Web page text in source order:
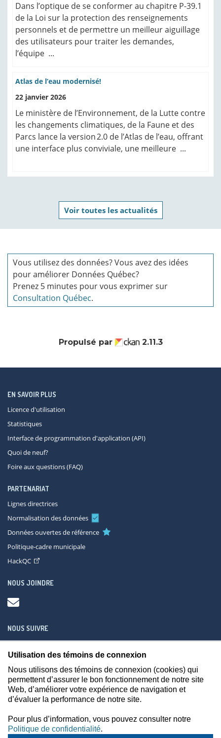
Dans l’optique de se conformer au chapitre P-39.1
de la Loi sur la protection des renseignements
personnels et de permettre un meilleur aiguillage
des utilisateurs pour traiter les demandes,
l’équipe ...
Atlas de l’eau modernisé!
22 janvier 2026
Le ministère de l’Environnement, de la Lutte contre
les changements climatiques, de la Faune et des
Parcs lance la version 2.0 de l’Atlas de l’eau, offrant
une interface plus conviviale, une meilleure ...
Voir toutes les actualités
Vous utilisez des données? Vous avez des idées
pour améliorer Données Québec?
Prenez 5 minutes pour vous exprimer sur
Consultation Québec.
Propulsé par 2.11.3
EN SAVOIR PLUS
Licence d'utilisation
Statistiques
Interface de programmation d'application (API)
Quoi de neuf?
Foire aux questions (FAQ)
PARTENARIAT
Lignes directrices
Normalisation des données
Données ouvertes de référence
Politique-cadre municipale
HackQC
NOUS JOINDRE
NOUS SUIVRE
À propos Accessibilité Plan du site
Consignes de sécurité
Utilisation des témoins de connexion
Nous utilisons des témoins de connexion (cookies) qui
permettent d’assurer le bon fonctionnement de notre site
Web, d’améliorer votre expérience de navigation et
d’évaluer la performance de notre site.
Pour plus d’information, vous pouvez consulter notre
Politique de confidentialité.